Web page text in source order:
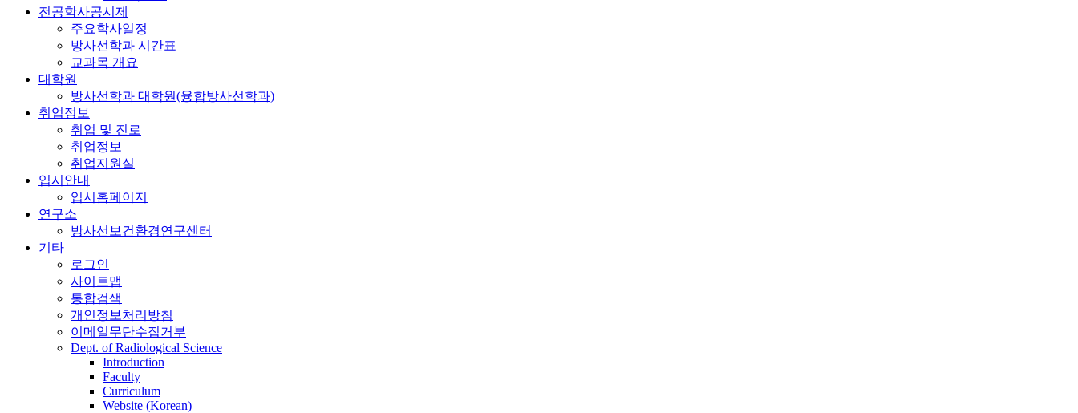
전공학사공시제
주요학사일정
방사선학과 시간표
교과목 개요
대학원
방사선학과 대학원(융합방사선학과)
취업정보
취업 및 진로
취업정보
취업지원실
입시안내
입시홈페이지
연구소
방사선보건환경연구센터
기타
로그인
사이트맵
통합검색
개인정보처리방침
이메일무단수집거부
Dept. of Radiological Science
Introduction
Faculty
Curriculum
Website (Korean)